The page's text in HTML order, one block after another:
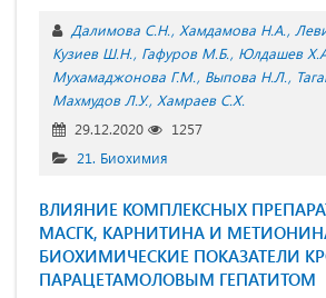
Далимова С.Н. Хамдамова Н.А.
Кузиев Ш.Н. Гафуров М.Б. Юлдашев
Мухамаджонова Г.М. Выпова Н.Л.
Махмудов Л.У. Хамраев С.Х.
29.12.2020
1257
21. Биохимия
ВЛИЯНИЕ КОМПЛЕКСНЫХ
МАСГК, КАРНИТИНА И
БИОХИМИЧЕСКИЕ ПОКАЗАТЕЛИ
ПАРАЦЕТАМОЛОВЫМ ГЕПАТИТОМ